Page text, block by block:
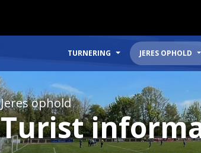
TURNERING JERES OPHOLD
Jeres ophold
Turist